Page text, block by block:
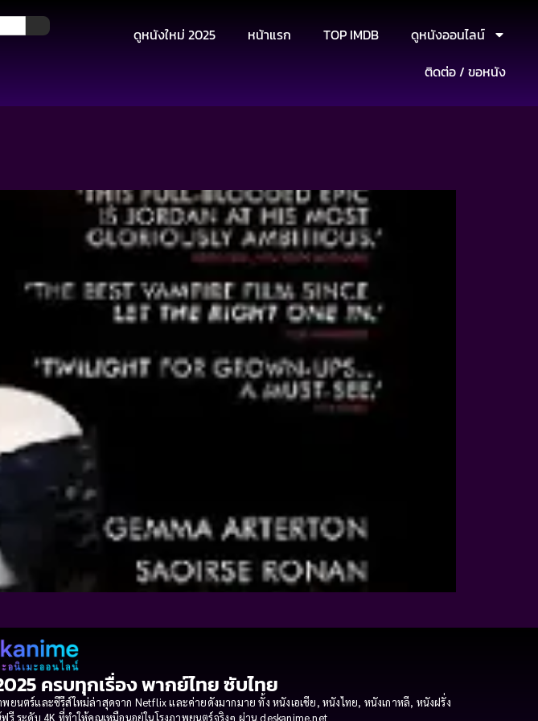
ดูหนังใหม่ 2025 หน้าแรก TOP IMDB
ดูหนังออนไลน์
ติดต่อ / ขอหนัง
ครบทุกเรื่อง พากย์ไทย ซับไทย
ตร์และซีรีส์ใหม่ล่าสุดจาก Netflix และค่ายดังมากมาย ทั้ง หนังเอเชีย, หนังไทย, หนังเกาหลี, หนังฝรั่ง
ะดับ 4K ที่ทำให้คุณเหมือนอยู่ในโรงภาพยนตร์จริงๆ ผ่าน deskanime.net